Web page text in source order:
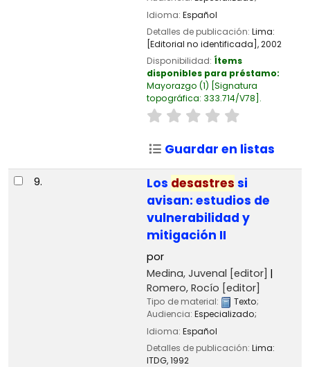
Idioma: Español
Detalles de publicación: Lima:
[Editorial no identificada],2002
Disponibilidad: Ítems
disponibles para préstamo:
Mayorazgo (1) Signatura
topográfica: 333.714/V78 .
Guardar en listas
9. Los desastres si
avisan: estudios de
vulnerabilidad y
mitigación II
por
Medina, Juvenal [editor]
Romero, Rocío [editor]
Tipo de material: Texto;
Audiencia: Especializado;
Idioma: Español
Detalles de publicación: Lima:
ITDG,1992